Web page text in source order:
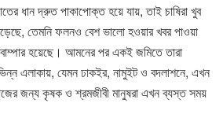
ধান দ্রুত পাকাপোক্ত হয়ে যায়, তাই চাষিরা খুব
তেমনি ফলনও বেশ ভালো হওয়ার খবর পাওয়া
হয়েছে। আমনের পর একই জমিতে তারা
এলাকায়, যেমন ঢাকইর, নামুইট ও বদলাশনে, এখন
জন্য কৃষক ও শ্রমজীবী মানুষরা এখন ব্যস্ত সময়